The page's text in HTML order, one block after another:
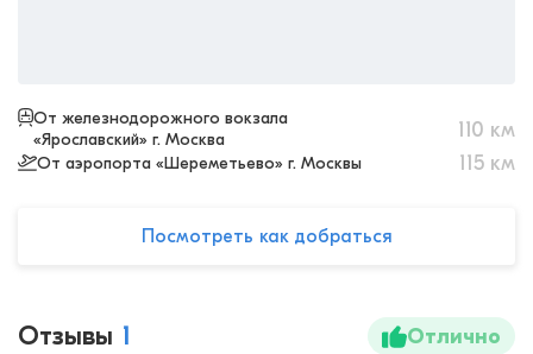
От железнодорожного вокзала
«Ярославский» г. Москва
110 км
От аэропорта «Шереметьево» г. Москвы 115 км
Посмотреть как добраться
Отзывы 1 Отлично